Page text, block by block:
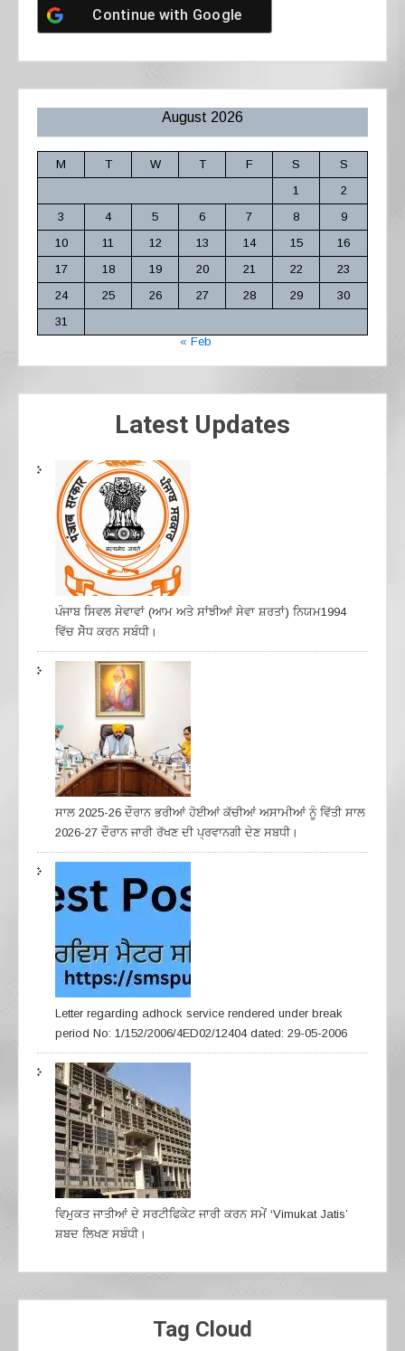
Continue with Google
August 2026
M T W T F S
S
1
2
3
4 5 6 7 8
9
10
11 12 13 14 15
16
17
18 19 20 21 22
23
24
25 26 27 28 29
30
31
« Feb
Latest Updates
ਪੰਜਾਬ ਸਿਵਲ ਸੇਵਾਵਾਂ (ਆਮ ਅਤੇ ਸਾਂਝੀਆਂ ਸੇਵਾ ਸ਼ਰਤਾਂ) ਨਿਯਮ1994
ਵਿੱਚ ਸੇੋਧ ਕਰਨ ਸਬੰਧੀ।
ਸਾਲ 2025-26 ਦੌਰਾਨ ਭਰੀਆਂ ਹੋਈਆਂ ਕੱਚੀਆਂ ਅਸਾਮੀਆਂ ਨੂੰ ਵਿੱਤੀ ਸਾਲ
2026-27 ਦੌਰਾਨ ਜਾਰੀ ਰੱਖਣ ਦੀ ਪ੍ਰਵਾਨਗੀ ਦੇਣ ਸਬਧੀ।
Letter regarding adhock service rendered under break
period No: 1/152/2006/4ED02/12404 dated: 29-05-2006
ਵਿਮੁਕਤ ਜਾਤੀਆਂ ਦੇ ਸਰਟੀਫਿਕੇਟ ਜਾਰੀ ਕਰਨ ਸਮੇਂ ‘Vimukat Jatis’
ਸ਼ਬਦ ਲਿਖਣ ਸਬੰਧੀ।
Tag Cloud